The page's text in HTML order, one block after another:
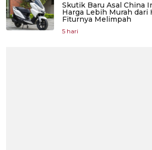
Skutik Baru Asal China
Harga Lebih Murah dari
Fiturnya Melimpah
5 hari